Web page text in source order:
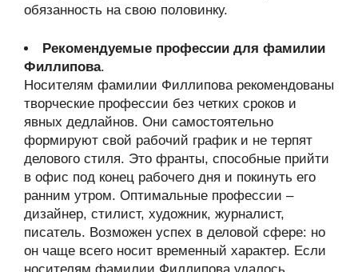
обязанность на свою половинку.
Рекомендуемые профессии для фамилии
Филлипова.
Носителям фамилии Филлипова рекомендованы
творческие профессии без четких сроков и
явных дедлайнов. Они самостоятельно
формируют свой рабочий график и не терпят
делового стиля. Это франты, способные прийти
в офис под конец рабочего дня и покинуть его
ранним утром. Оптимальные профессии –
дизайнер, стилист, художник, журналист,
писатель. Возможен успех в деловой сфере: но
он чаще всего носит временный характер. Если